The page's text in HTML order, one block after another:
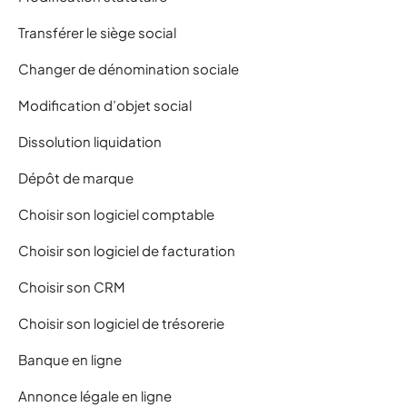
Transférer le siège social
Changer de dénomination sociale
Modification d’objet social
Dissolution liquidation
Dépôt de marque
Choisir son logiciel comptable
Choisir son logiciel de facturation
Choisir son CRM
Choisir son logiciel de trésorerie
Banque en ligne
Annonce légale en ligne